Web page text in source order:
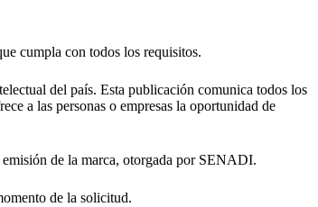
cumpla con todos los requisitos.
del país. Esta publicación comunica todos los
a las personas o empresas la oportunidad de
de la marca, otorgada por SENADI.
de la solicitud.